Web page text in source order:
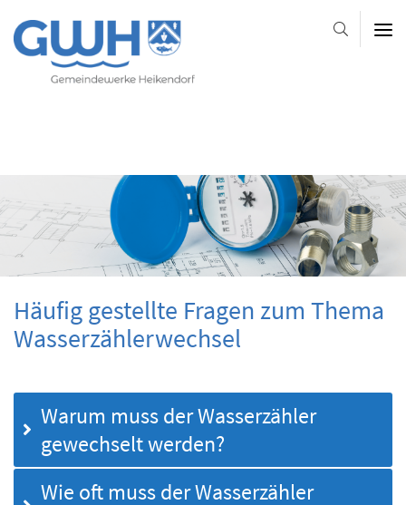
im
Kopfbereich
Häufig gestellte Fragen zum Thema
Wasserzählerwechsel
Warum muss der Wasserzähler
gewechselt werden?
Wie oft muss der Wasserzähler